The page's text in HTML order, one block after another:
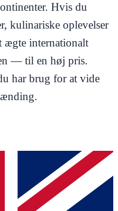
Hvis du
kulinariske oplevelser
ægte internationalt
— til en høj pris.
har brug for at vide